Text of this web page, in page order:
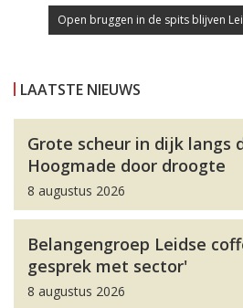
Open bruggen in de spits blijven
LAATSTE NIEUWS
Grote scheur in dijk langs
Hoogmade door droogte
8 augustus 2026
Belangengroep Leidse
gesprek met sector'
8 augustus 2026